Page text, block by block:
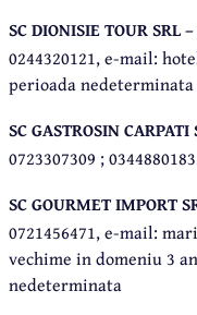
SC DIONISIE TOUR SRL
0244320121, e-mail:
perioada nedeterminata
SC GASTROSIN
0723307309 ;
SC GOURMET IMPORT
0721456471, e-mail:
vechime in domeniu 3
nedeterminata